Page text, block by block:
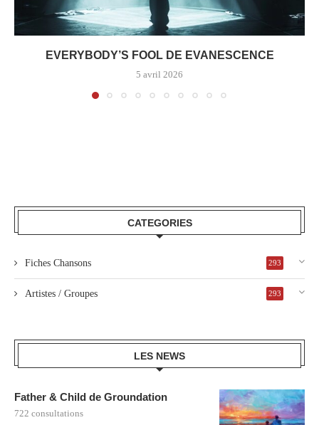
EVERYBODY’S FOOL DE EVANESCENCE
5 avril 2026
CATEGORIES
Fiches Chansons 293
Artistes / Groupes 293
LES NEWS
Father & Child de Groundation
722 consultations